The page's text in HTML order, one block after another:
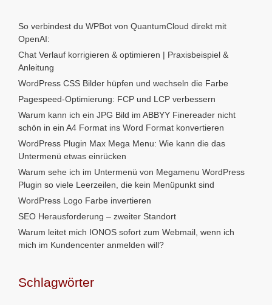
So verbindest du WPBot von QuantumCloud direkt mit
OpenAI:
Chat Verlauf korrigieren & optimieren | Praxisbeispiel &
Anleitung
WordPress CSS Bilder hüpfen und wechseln die Farbe
Pagespeed-Optimierung: FCP und LCP verbessern
Warum kann ich ein JPG Bild im ABBYY Finereader nicht
schön in ein A4 Format ins Word Format konvertieren
WordPress Plugin Max Mega Menu: Wie kann die das
Untermenü etwas einrücken
Warum sehe ich im Untermenü von Megamenu WordPress
Plugin so viele Leerzeilen, die kein Menüpunkt sind
WordPress Logo Farbe invertieren
SEO Herausforderung – zweiter Standort
Warum leitet mich IONOS sofort zum Webmail, wenn ich
mich im Kundencenter anmelden will?
Schlagwörter